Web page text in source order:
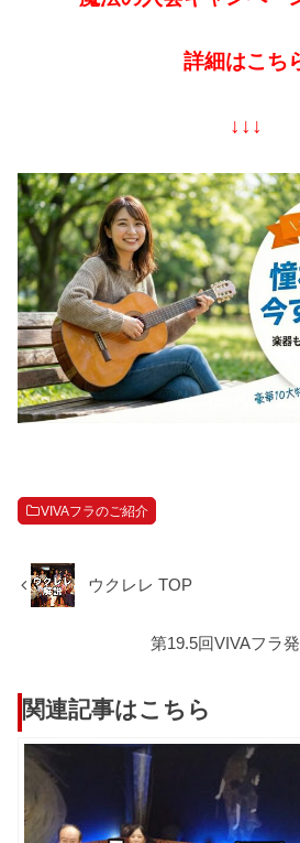
詳細はこち
↓↓↓
VIVAフラのご紹介
ウクレレ TOP
第19.5回VIVAフラ
関連記事はこちら